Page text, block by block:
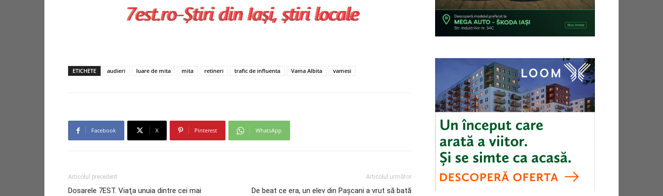
ETICHETE audieri luare de mita mita retineri trafic de influenta Vama Albita vamesi
Facebook X Pinterest WhatsApp
Articolul precedent
Dosarele 7EST. Viaţa unuia dintre cei mai
Articolul următor
De beat ce era, un elev din Pașcani a vrut să bată